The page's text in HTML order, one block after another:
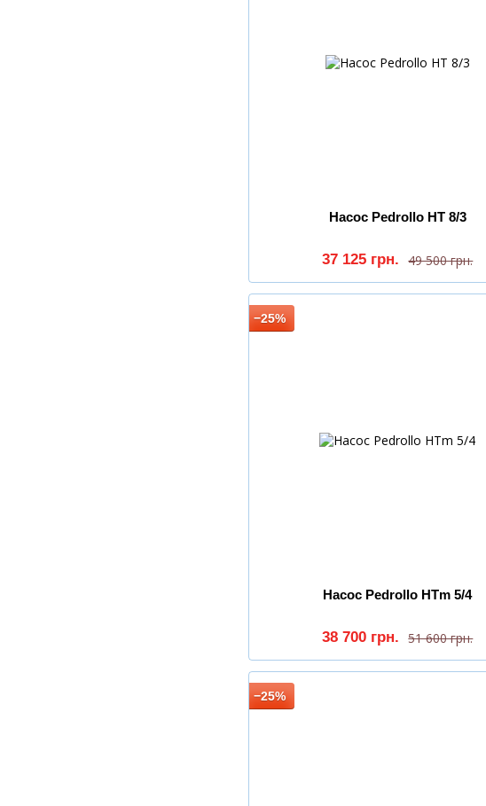
Насос Pedrollo HT 8/3
49 500 грн.
37 125 грн.
−25%
Насос Pedrollo HTm 5/4
51 600 грн.
38 700 грн.
−25%